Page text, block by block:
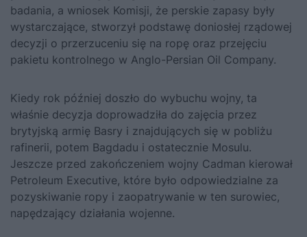
badania, a wniosek Komisji, że perskie zapasy były
wystarczające, stworzył podstawę doniosłej rządowej
decyzji o przerzuceniu się na ropę oraz przejęciu
pakietu kontrolnego w Anglo-Persian Oil Company.
Kiedy rok później doszło do wybuchu wojny, ta
właśnie decyzja doprowadziła do zajęcia przez
brytyjską armię Basry i znajdujących się w pobliżu
rafinerii, potem Bagdadu i ostatecznie Mosulu.
Jeszcze przed zakończeniem wojny Cadman kierował
Petroleum Executive, które było odpowiedzialne za
pozyskiwanie ropy i zaopatrywanie w ten surowiec,
napędzający działania wojenne.